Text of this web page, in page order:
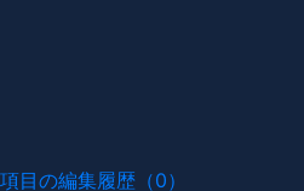
項目の編集履歴（0）